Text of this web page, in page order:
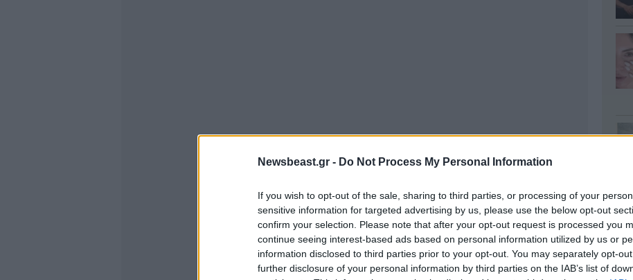
Newsbeast.gr - Do Not Process My Personal Information
If you wish to opt-out of the sale, sharing to third parties, or processing of your
sensitive information for targeted advertising by us, please use the below opt-out
confirm your selection. Please note that after your opt-out request is processed you
continue seeing interest-based ads based on personal information utilized by us or
information disclosed to third parties prior to your opt-out. You may separately opt-
further disclosure of your personal information by third parties on the IAB’s list of